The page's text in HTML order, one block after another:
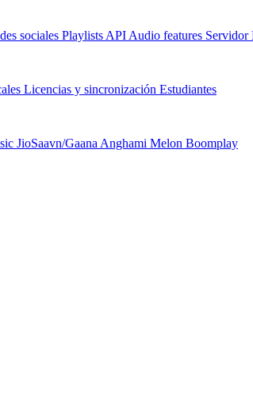
sociales Playlists API Audio features Servidor
Licencias y sincronización Estudiantes
JioSaavn/Gaana Anghami Melon Boomplay